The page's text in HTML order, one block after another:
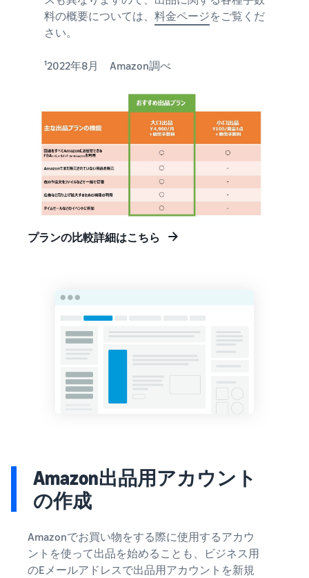
料の概要については、 料金ページをご覧くだ
さい。
¹2022年8月 Amazon調べ
プランの比較詳細はこちら
Amazon出品用アカウント
の作成
Amazonでお買い物をする際に使用するアカウ
ントを使って出品を始めることも、ビジネス用
のEメールアドレスで出品用アカウントを新規